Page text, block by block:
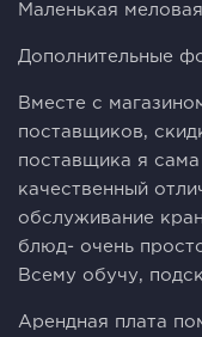
Маленькая
Дополнительные
Вместе с
поставщиков,
поставщика я
качественный
обслуживание
блюд- очень
Всему обучу,
Арендная плата